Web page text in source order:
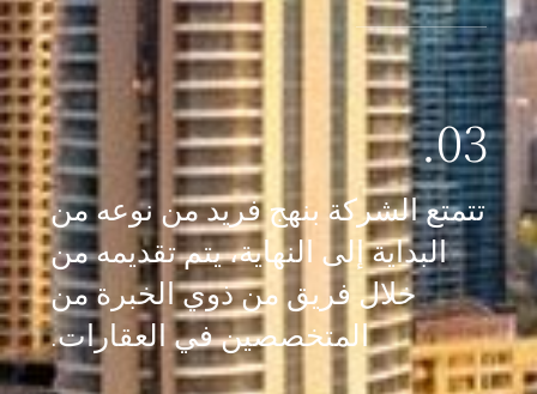
03.
تتمتع الشركة بنهج فريد من نوعه من
البداية إلى النهاية، يتم تقديمه من
خلال فريق من ذوي الخبرة من
المتخصصين في العقارات.